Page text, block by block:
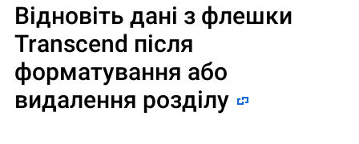
Відновіть дані з флешки
Transcend після
форматування або
видалення розділу